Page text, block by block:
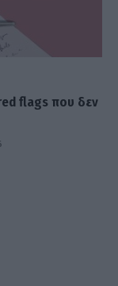
flags που δεν